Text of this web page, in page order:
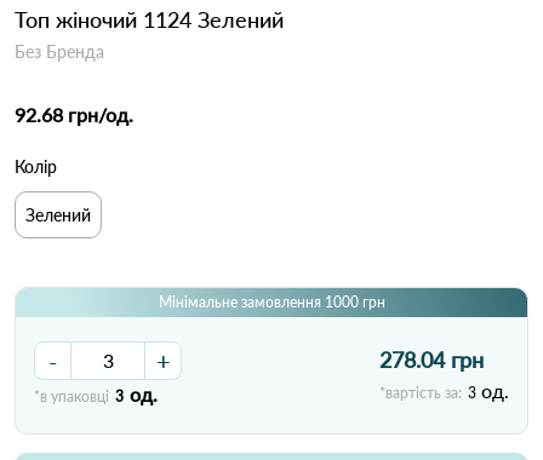
Топ жіночий 1124 Зелений
Без Бренда
92.68 грн/од.
Колір
Зелений
Мінімальне замовлення 1000 грн
- +
*в упаковці 3 од.
278.04 грн
*вартість за: 3 од.